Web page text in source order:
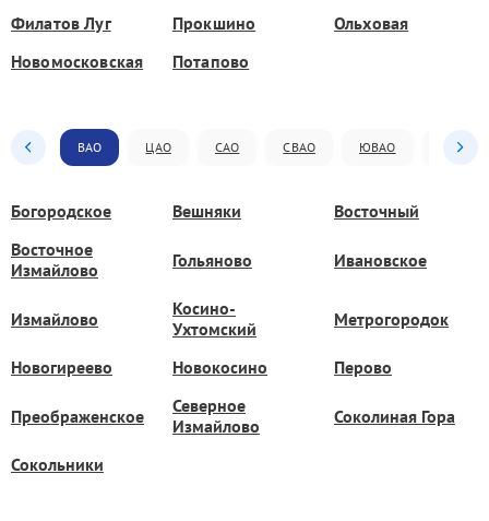
Филатов Луг Прокшино
Ольховая
Новомосковская
Потапово
ВАО ЦАО САО СВАО ЮВАО ЮАО
Богородское Вешняки
Восточный
Восточное
Измайлово
Гольяново Ивановское
Измайлово
Косино-
Ухтомский
Метрогородок
Новогиреево Новокосино Перово
Преображенское
Северное
Измайлово
Соколиная Гора
Сокольники